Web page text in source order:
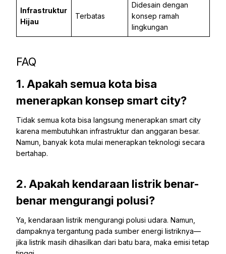
Infrastruktur
Hijau
Terbatas
Didesain dengan
konsep ramah
lingkungan
FAQ
1. Apakah semua kota bisa
menerapkan konsep smart city?
Tidak semua kota bisa langsung menerapkan smart city
karena membutuhkan infrastruktur dan anggaran besar.
Namun, banyak kota mulai menerapkan teknologi secara
bertahap.
2. Apakah kendaraan listrik benar-
benar mengurangi polusi?
Ya, kendaraan listrik mengurangi polusi udara. Namun,
dampaknya tergantung pada sumber energi listriknya—
jika listrik masih dihasilkan dari batu bara, maka emisi tetap